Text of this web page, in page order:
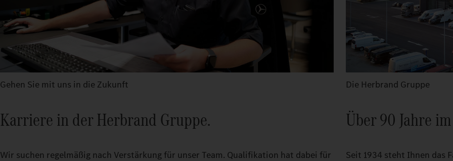
Gehen Sie mit uns in die Zukunft
Karriere in der Herbrand Gruppe.
Wir suchen regelmäßig nach Verstärkung für unser Team. Qualifikation hat dabei für
Die Herbrand Gruppe
Über 90 Jahre
Seit 1934 steht Ihnen das